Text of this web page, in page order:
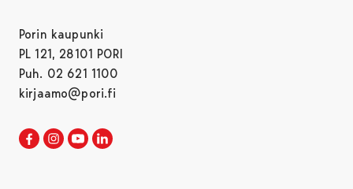
Porin kaupunki
PL 121, 28101 PORI
Puh. 02 621 1100
kirjaamo@pori.fi
Porin kaupunki Facebookissa
Avautuu uudessa välilehdessä
Porin kaupunki Instagramissa
Avautuu uudessa välilehdessä
Porin kaupunki Youtubessa
Avautuu uudessa välilehdessä